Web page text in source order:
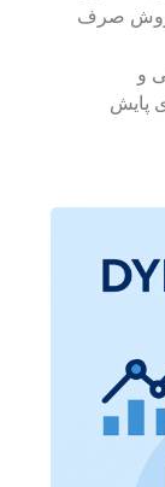
فروش صرف
و
پایش